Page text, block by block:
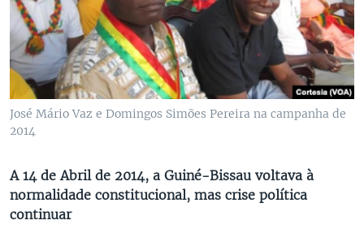
José Mário Vaz e Domingos Simões Pereira na campanha de
2014
A 14 de Abril de 2014, a Guiné-Bissau voltava à
normalidade constitucional, mas crise política
continuar